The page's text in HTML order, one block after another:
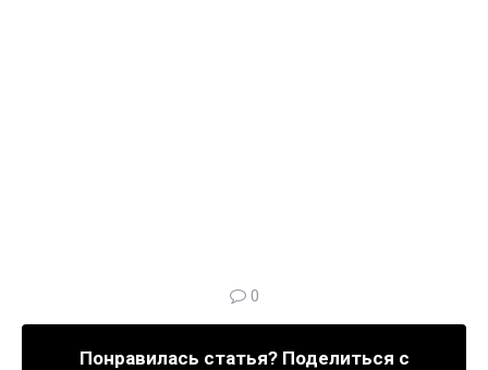
0
Понравилась статья? Поделиться с